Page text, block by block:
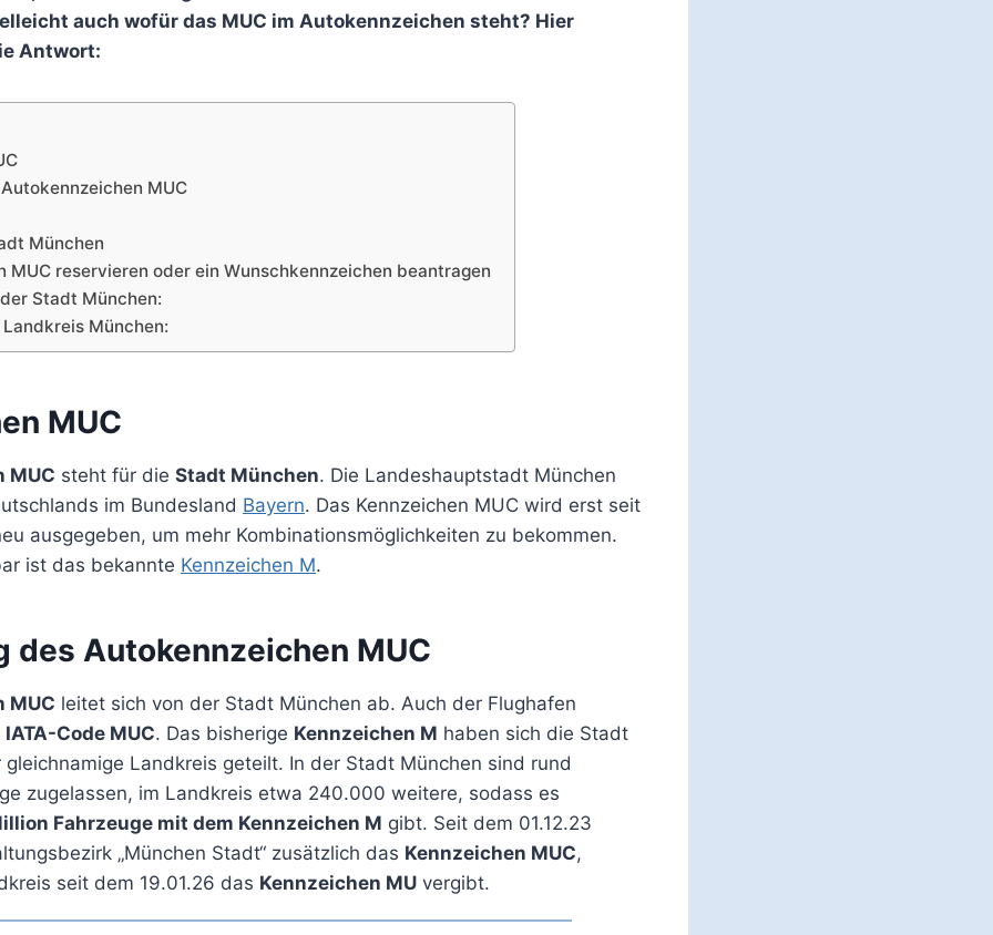
auch wofür das MUC im Autokennzeichen steht? Hier
Antwort:
MUC
München
MUC reservieren oder ein Wunschkennzeichen beantragen
Stadt München:
München:
MUC
MUC steht für die Stadt München. Die Landeshauptstadt München
im Bundesland Bayern. Das Kennzeichen MUC wird erst seit
ausgegeben, um mehr Kombinationsmöglichkeiten zu bekommen.
ist das bekannte Kennzeichen M.
des Autokennzeichen MUC
MUC leitet sich von der Stadt München ab. Auch der Flughafen
IATA-Code MUC. Das bisherige Kennzeichen M haben sich die Stadt
Landkreis geteilt. In der Stadt München sind rund
zugelassen, im Landkreis etwa 240.000 weitere, sodass es
Fahrzeuge mit dem Kennzeichen M gibt. Seit dem 01.12.23
„München Stadt“ zusätzlich das Kennzeichen MUC,
seit dem 19.01.26 das Kennzeichen MU vergibt.